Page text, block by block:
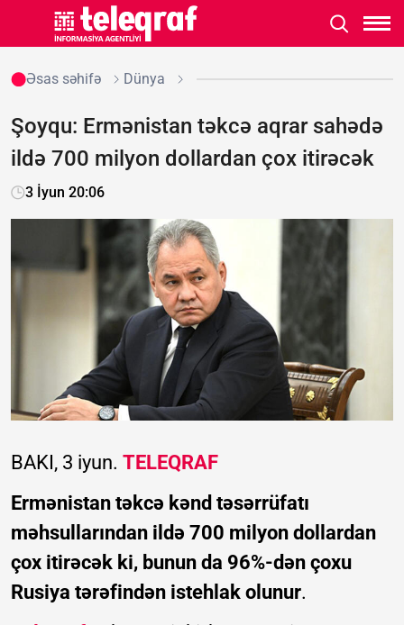
Əsas səhifə Dünya
Şoyqu: Ermənistan təkcə aqrar sahədə
ildə 700 milyon dollardan çox itirəcək
3 İyun 20:06
BAKI, 3 iyun. TELEQRAF
Ermənistan təkcə kənd təsərrüfatı
məhsullarından ildə 700 milyon dollardan
çox itirəcək ki, bunun da 96%-dən çoxu
Rusiya tərəfindən istehlak olunur.